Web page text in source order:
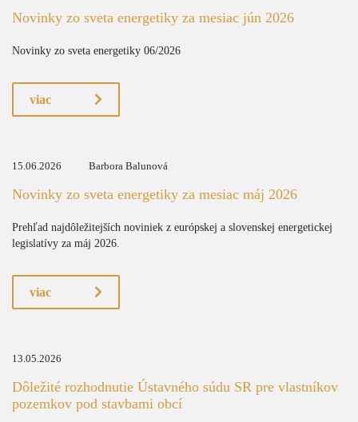
Novinky zo sveta energetiky za mesiac jún 2026
Novinky zo sveta energetiky 06/2026
viac
15.06.2026 Barbora Balunová
Novinky zo sveta energetiky za mesiac máj 2026
Prehľad najdôležitejších noviniek z európskej a slovenskej energetickej
legislatívy za máj 2026.
viac
13.05.2026
Dôležité rozhodnutie Ústavného súdu SR pre vlastníkov
pozemkov pod stavbami obcí